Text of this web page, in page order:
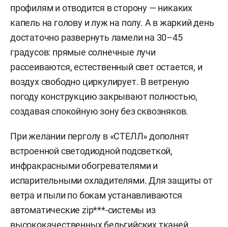
профилям и отводится в сторону — никаких
капель на голову и луж на полу. А в жаркий день
достаточно развернуть ламели на 30–45
градусов: прямые солнечные лучи
рассеиваются, естественный свет остается, и
воздух свободно циркулирует. В ветреную
погоду конструкцию закрывают полностью,
создавая спокойную зону без сквозняков.
При желании перголу в «СТЕЛЛ» дополнят
встроенной светодиодной подсветкой,
инфракрасными обогревателями и
испарительными охладителями. Для защиты от
ветра и пыли по бокам устанавливаются
автоматические zip***-системы из
высококачественных бельгийских тканей